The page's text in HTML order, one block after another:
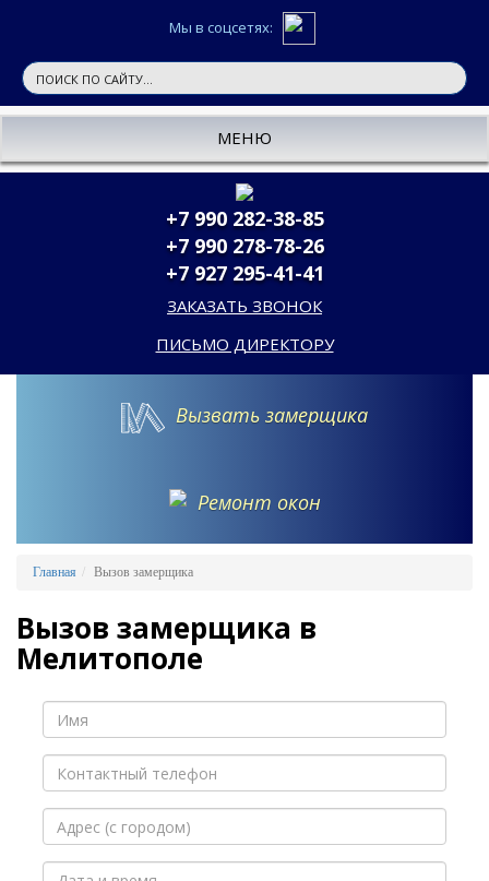
Мы в соцсетях:
МЕНЮ
+7 990 282-38-85
+7 990 278-78-26
+7 927 295-41-41
ЗАКАЗАТЬ ЗВОНОК
ПИСЬМО ДИРЕКТОРУ
Вызвать замерщика
Ремонт окон
Главная Вызов замерщика
Вызов замерщика в
Мелитополе